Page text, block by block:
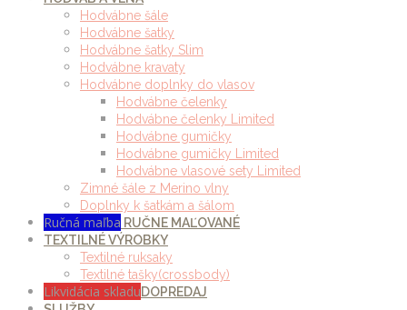
Hodvábne šále
Hodvábne šatky
Hodvábne šatky Slim
Hodvábne kravaty
Hodvábne doplnky do vlasov
Hodvábne čelenky
Hodvábne čelenky Limited
Hodvábne gumičky
Hodvábne gumičky Limited
Hodvábne vlasové sety Limited
Zimné šále z Merino vlny
Doplnky k šatkám a šálom
Ručná maľba RUČNE MAĽOVANÉ
TEXTILNÉ VÝROBKY
Textilné ruksaky
Textilné tašky(crossbody)
Likvidácia skladuDOPREDAJ